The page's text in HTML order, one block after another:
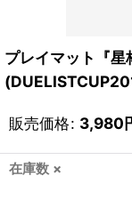
プレイマット『星
販売価格: 3,980
在庫数 ×